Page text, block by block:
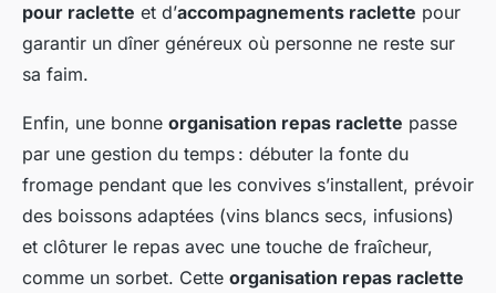
pour raclette et d’accompagnements raclette pour
garantir un dîner généreux où personne ne reste sur
sa faim.
Enfin, une bonne organisation repas raclette passe
par une gestion du temps : débuter la fonte du
fromage pendant que les convives s’installent, prévoir
des boissons adaptées (vins blancs secs, infusions)
et clôturer le repas avec une touche de fraîcheur,
comme un sorbet. Cette organisation repas raclette